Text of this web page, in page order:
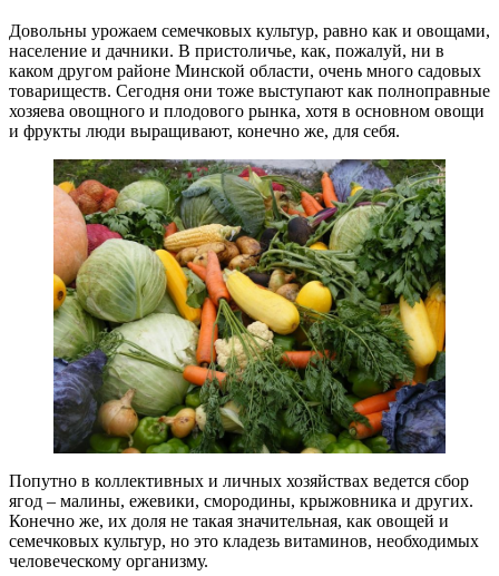
Довольны урожаем семечковых культур, равно как и овощами,
население и дачники. В пристоличье, как, пожалуй, ни в
каком другом районе Минской области, очень много садовых
товариществ. Сегодня они тоже выступают как полноправные
хозяева овощного и плодового рынка, хотя в основном овощи
и фрукты люди выращивают, конечно же, для себя.
Попутно в коллективных и личных хозяйствах ведется сбор
ягод – малины, ежевики, смородины, крыжовника и других.
Конечно же, их доля не такая значительная, как овощей и
семечковых культур, но это кладезь витаминов, необходимых
человеческому организму.